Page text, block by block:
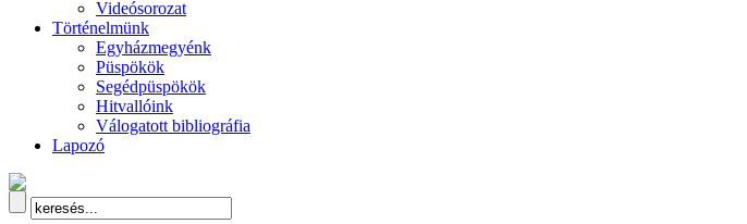
Videósorozat
Történelmünk
Egyházmegyénk
Püspökök
Segédpüspökök
Hitvallóink
Válogatott bibliográfia
Lapozó